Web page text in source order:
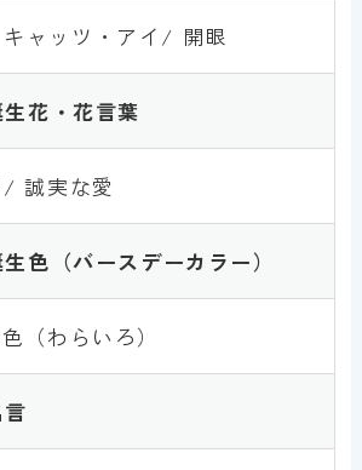
キャッツ・アイ/ 開眼
花・花言葉
誠実な愛
色 （バースデーカラー）
（わらいろ）